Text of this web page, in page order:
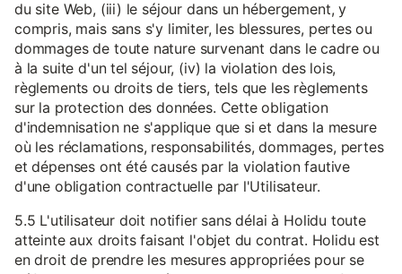
du site Web, (iii) le séjour dans un hébergement, y
compris, mais sans s'y limiter, les blessures, pertes ou
dommages de toute nature survenant dans le cadre ou
à la suite d'un tel séjour, (iv) la violation des lois,
règlements ou droits de tiers, tels que les règlements
sur la protection des données. Cette obligation
d'indemnisation ne s'applique que si et dans la mesure
où les réclamations, responsabilités, dommages, pertes
et dépenses ont été causés par la violation fautive
d'une obligation contractuelle par l'Utilisateur.
5.5 L'utilisateur doit notifier sans délai à Holidu toute
atteinte aux droits faisant l'objet du contrat. Holidu est
en droit de prendre les mesures appropriées pour se